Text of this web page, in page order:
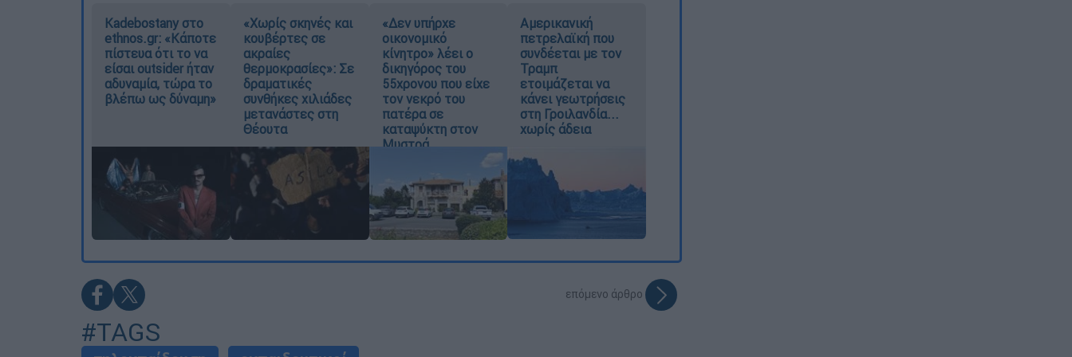
Kadebostany στο
ethnos.gr: «Κάποτε
πίστευα ότι το να
είσαι outsider ήταν
αδυναμία, τώρα το
βλέπω ως δύναμη»
«Χωρίς σκηνές και
κουβέρτες σε
ακραίες
θερμοκρασίες»: Σε
δραματικές
συνθήκες χιλιάδες
μετανάστες στη
Θέουτα
«Δεν υπήρχε
οικονομικό
κίνητρο» λέει ο
δικηγόρος του
55χρονου που είχε
τον νεκρό του
πατέρα σε
καταψύκτη στον
Μυστρά
Αμερικανική
πετρελαϊκή που
συνδέεται με τον
Τραμπ
ετοιμάζεται να
κάνει γεωτρήσεις
στη Γροιλανδία...
χωρίς άδεια
επόμενο άρθρο
#TAGS